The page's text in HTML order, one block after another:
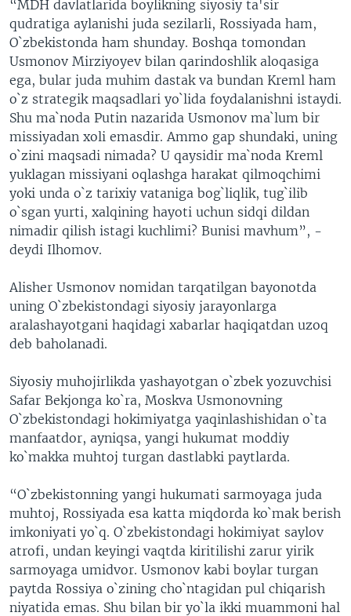
“MDH davlatlarida boylikning siyosiy ta'sir
qudratiga aylanishi juda sezilarli, Rossiyada ham,
O`zbekistonda ham shunday. Boshqa tomondan
Usmonov Mirziyoyev bilan qarindoshlik aloqasiga
ega, bular juda muhim dastak va bundan Kreml ham
o`z strategik maqsadlari yo`lida foydalanishni istaydi.
Shu ma`noda Putin nazarida Usmonov ma`lum bir
missiyadan xoli emasdir. Ammo gap shundaki, uning
o`zini maqsadi nimada? U qaysidir ma`noda Kreml
yuklagan missiyani oqlashga harakat qilmoqchimi
yoki unda o`z tarixiy vataniga bog`liqlik, tug`ilib
o`sgan yurti, xalqining hayoti uchun sidqi dildan
nimadir qilish istagi kuchlimi? Bunisi mavhum”, -
deydi Ilhomov.
Alisher Usmonov nomidan tarqatilgan bayonotda
uning O`zbekistondagi siyosiy jarayonlarga
aralashayotgani haqidagi xabarlar haqiqatdan uzoq
deb baholanadi.
Siyosiy muhojirlikda yashayotgan o`zbek yozuvchisi
Safar Bekjonga ko`ra, Moskva Usmonovning
O`zbekistondagi hokimiyatga yaqinlashishidan o`ta
manfaatdor, ayniqsa, yangi hukumat moddiy
ko`makka muhtoj turgan dastlabki paytlarda.
“O`zbekistonning yangi hukumati sarmoyaga juda
muhtoj, Rossiyada esa katta miqdorda ko`mak berish
imkoniyati yo`q. O`zbekistondagi hokimiyat saylov
atrofi, undan keyingi vaqtda kiritilishi zarur yirik
sarmoyaga umidvor. Usmonov kabi boylar turgan
paytda Rossiya o`zining cho`ntagidan pul chiqarish
niyatida emas. Shu bilan bir yo`la ikki muammoni hal